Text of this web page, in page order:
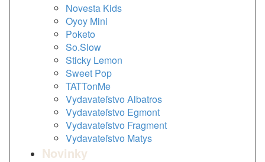
Novesta Kids
Oyoy Mini
Poketo
So.Slow
Sticky Lemon
Sweet Pop
TATTonMe
Vydavateľstvo Albatros
Vydavateľstvo Egmont
Vydavateľstvo Fragment
Vydavateľstvo Matys
Novinky